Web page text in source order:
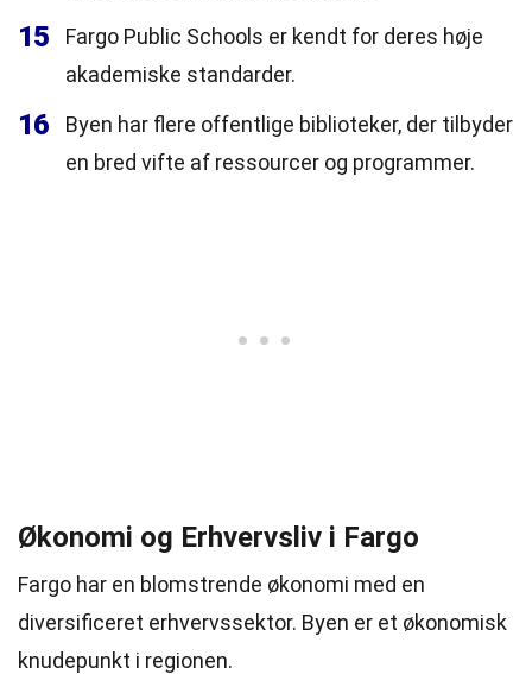
15
Fargo Public Schools er kendt for deres høje
akademiske standarder.
16
Byen har flere offentlige biblioteker, der tilbyder
en bred vifte af ressourcer og programmer.
Økonomi og Erhvervsliv i Fargo
Fargo har en blomstrende økonomi med en
diversificeret erhvervssektor. Byen er et økonomisk
knudepunkt i regionen.